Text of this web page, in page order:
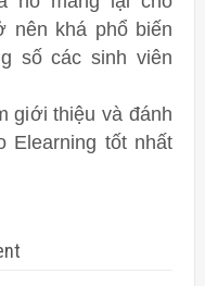
nên khá phổ biến
số các sinh viên
giới thiệu và đánh
Elearning tốt nhất